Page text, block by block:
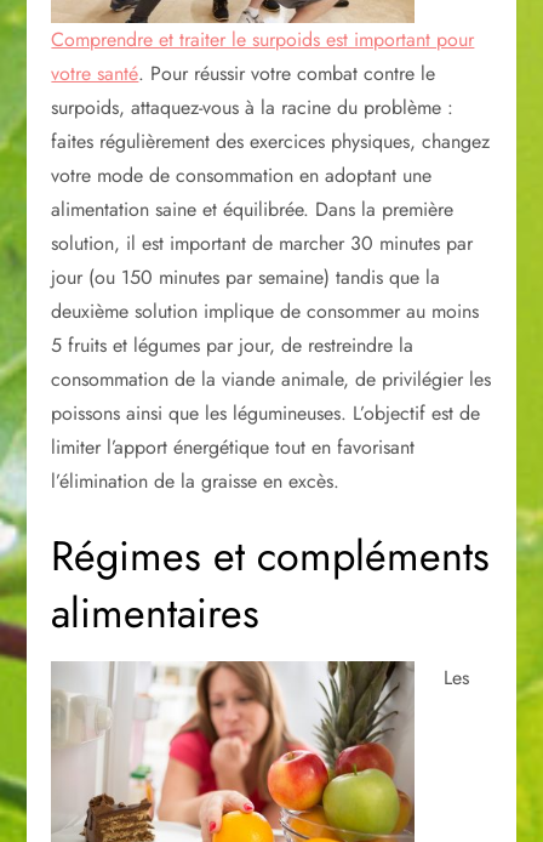
Comprendre et traiter le surpoids est important pour
votre santé. Pour réussir votre combat contre le
surpoids, attaquez-vous à la racine du problème :
faites régulièrement des exercices physiques, changez
votre mode de consommation en adoptant une
alimentation saine et équilibrée. Dans la première
solution, il est important de marcher 30 minutes par
jour (ou 150 minutes par semaine) tandis que la
deuxième solution implique de consommer au moins
5 fruits et légumes par jour, de restreindre la
consommation de la viande animale, de privilégier les
poissons ainsi que les légumineuses. L’objectif est de
limiter l’apport énergétique tout en favorisant
l’élimination de la graisse en excès.
Régimes et compléments
alimentaires
Les